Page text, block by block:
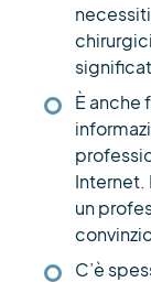
È anche
Internet.
un
C’è